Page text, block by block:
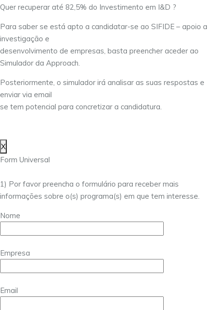
Quer recuperar até 82,5% do Investimento em I&D ?
Para saber se está apto a candidatar-se ao SIFIDE – apoio a
investigação e
desenvolvimento de empresas, basta preencher aceder ao
Simulador da Approach.
Posteriormente, o simulador irá analisar as suas respostas e
enviar via email
se tem potencial para concretizar a candidatura.
X
Form Universal
1) Por favor preencha o formulário para receber mais
informações sobre o(s) programa(s) em que tem interesse.
Nome
Empresa
Email